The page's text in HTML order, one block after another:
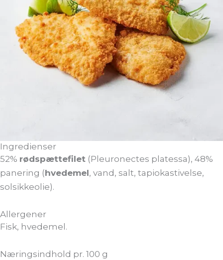
Ingredienser
52% rødspættefilet (Pleuronectes platessa), 48%
panering (hvedemel, vand, salt, tapiokastivelse,
solsikkeolie).
Allergener
Fisk, hvedemel.
Næringsindhold pr. 100 g